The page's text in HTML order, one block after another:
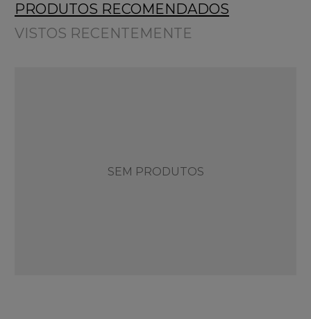
PRODUTOS RECOMENDADOS
VISTOS RECENTEMENTE
SEM PRODUTOS